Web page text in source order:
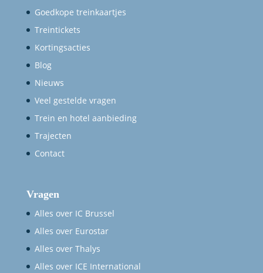
Goedkope treinkaartjes
Treintickets
Kortingsacties
Blog
Nieuws
Veel gestelde vragen
Trein en hotel aanbieding
Trajecten
Contact
Vragen
Alles over IC Brussel
Alles over Eurostar
Alles over Thalys
Alles over ICE International